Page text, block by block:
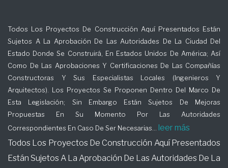
Todos Los Proyectos De Construcción Aquí Presentados Están
Sujetos A La Aprobación De Las Autoridades De La Ciudad Del
Estado Donde Se Construirá, En Estados Unidos De América; Así
Como De Las Aprobaciones Y Certificaciones De Las Compañías
Constructoras Y Sus Especialistas Locales (Ingenieros Y
Arquitectos). Los Proyectos Se Proponen Dentro Del Marco De
Esta Legislación; Sin Embargo Están Sujetos De Mejoras
Propuestas En Su Momento Por Las Autoridades
Correspondientes En Caso De Ser Necesarias...
leer más
Todos Los Proyectos De Construcción Aquí Presentados
Están Sujetos A La Aprobación De Las Autoridades De La